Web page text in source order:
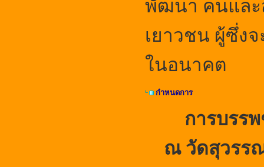
พัฒนา คนและ
เยาวชน ผู้ซึ่ง
ในอนาคต
กำหนดการ
การบรร
ณ วัดสุวรร